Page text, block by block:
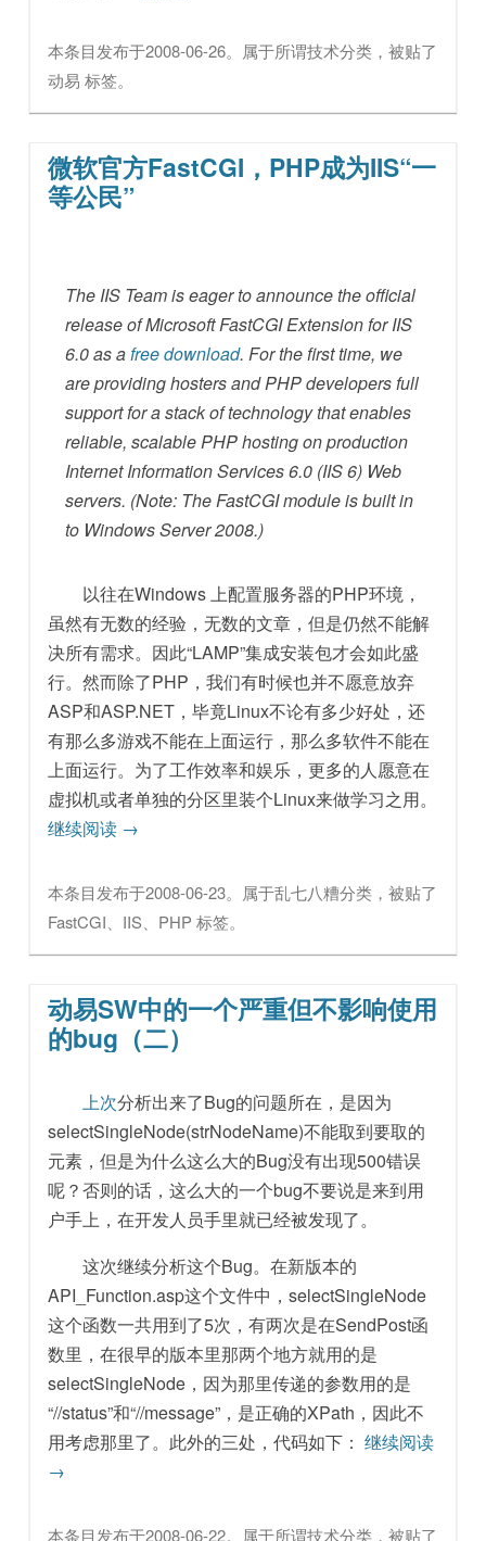
本条目发布于2008-06-26。属于所谓技术分类，被贴了
动易 标签。
微软官方FastCGI，PHP成为IIS“一
等公民”
The IIS Team is eager to announce the official
release of Microsoft FastCGI Extension for IIS
6.0 as afree download. For the first time, we
are providing hosters and PHP developers full
support for a stack of technology that enables
reliable, scalable PHP hosting on production
Internet Information Services 6.0 (IIS 6) Web
servers. (Note: The FastCGI module is built in
to Windows Server 2008.)
以往在Windows 上配置服务器的PHP环境，
虽然有无数的经验，无数的文章，但是仍然不能解
决所有需求。因此“LAMP”集成安装包才会如此盛
行。然而除了PHP，我们有时候也并不愿意放弃
ASP和ASP.NET，毕竟Linux不论有多少好处，还
有那么多游戏不能在上面运行，那么多软件不能在
上面运行。为了工作效率和娱乐，更多的人愿意在
虚拟机或者单独的分区里装个Linux来做学习之用。
继续阅读 →
本条目发布于2008-06-23。属于乱七八糟分类，被贴了
FastCGI
IIS PHP 标签。
动易SW中的一个严重但不影响使用
的bug（二）
上次分析出来了Bug的问题所在，是因为
selectSingleNode(strNodeName)不能取到要取的
元素，但是为什么这么大的Bug没有出现500错误
呢？否则的话，这么大的一个bug不要说是来到用
户手上，在开发人员手里就已经被发现了。
这次继续分析这个Bug。在新版本的
API_Function.asp这个文件中，selectSingleNode
这个函数一共用到了5次，有两次是在SendPost函
数里，在很早的版本里那两个地方就用的是
selectSingleNode，因为那里传递的参数用的是
“//status”和“//message”，是正确的XPath，因此不
用考虑那里了。此外的三处，代码如下：继续阅读
→
本条目发布于2008-06-22。属于所谓技术分类，被贴了